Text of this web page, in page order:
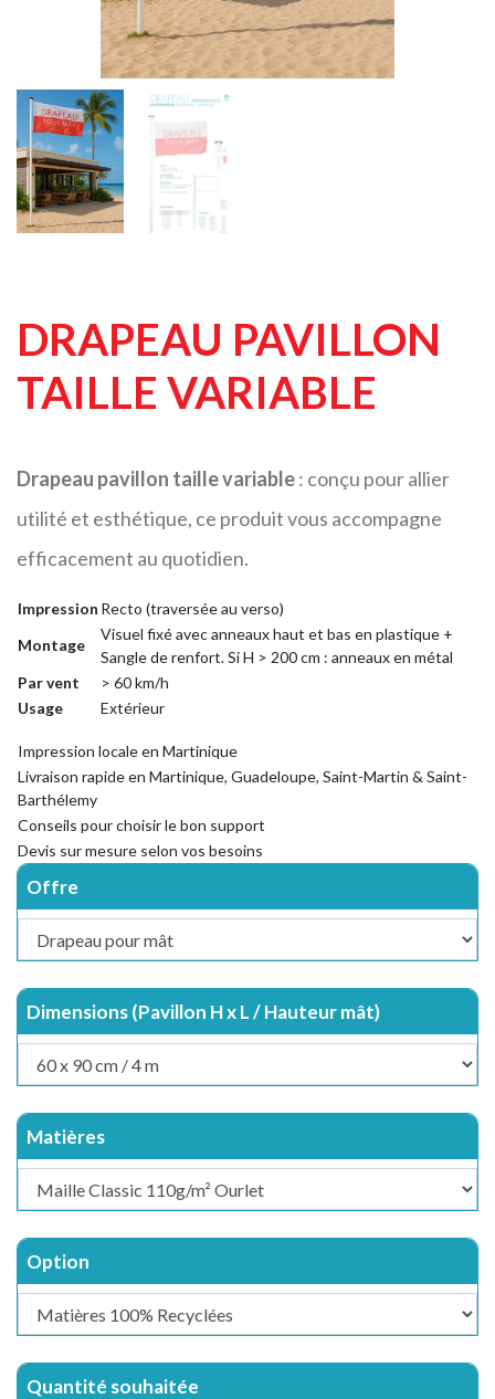
DRAPEAU PAVILLON
TAILLE VARIABLE
Drapeau pavillon taille variable: conçu pour allier
utilité et esthétique, ce produit vous accompagne
efficacement au quotidien.
Impression Recto (traversée au verso)
Montage
Visuel fixé avec anneaux haut et bas en plastique +
Sangle de renfort. Si H > 200 cm : anneaux en métal
Par vent
> 60 km/h
Usage
Extérieur
Impression locale en Martinique
Livraison rapide en Martinique, Guadeloupe, Saint-Martin & Saint-
Barthélemy
Conseils pour choisir le bon support
Devis sur mesure selon vos besoins
Offre
Dimensions (Pavillon H x L / Hauteur mât)
Matières
Option
Quantité souhaitée